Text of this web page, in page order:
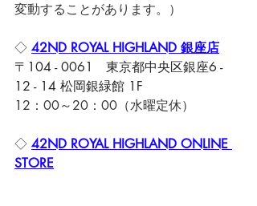
変動することがあります。）
◇ 42ND ROYAL HIGHLAND 銀座店
〒104 - 0061　東京都中央区銀座6 -
12 - 14 松岡銀緑館 1F
12：00～20：00（水曜定休）
◇ 42ND ROYAL HIGHLAND ONLINE
STORE